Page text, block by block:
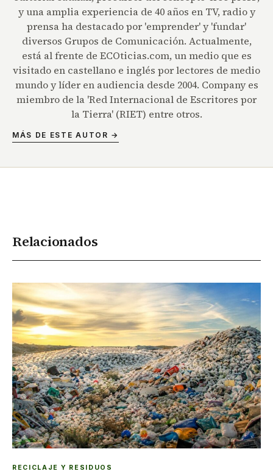
y una amplia experiencia de 40 años en TV, radio y
prensa ha destacado por 'emprender' y 'fundar'
diversos Grupos de Comunicación. Actualmente,
está al frente de ECOticias.com, un medio que es
visitado en castellano e inglés por lectores de medio
mundo y líder en audiencia desde 2004. Company es
miembro de la 'Red Internacional de Escritores por
la Tierra' (RIET) entre otros.
MÁS DE ESTE AUTOR →
Relacionados
RECICLAJE Y RESIDUOS